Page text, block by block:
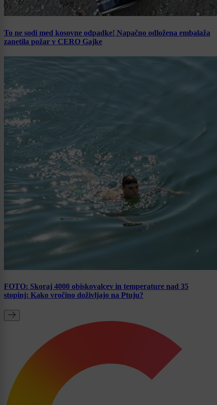
To ne sodi med kosovne odpadke! Napačno odložena embalaža
zanetila požar v CERO Gajke
FOTO: Skoraj 4000 obiskovalcev in temperature nad 35
stopinj: Kako vročino doživljajo na Ptuju?